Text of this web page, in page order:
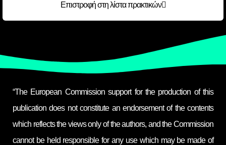
Επιστροφή στη λίστα πρακτικών
“The European Commission support for the production of this
publication does not constitute an endorsement of the contents
which reflects the views only of the authors, and the Commission
cannot be held responsible for any use which may be made of